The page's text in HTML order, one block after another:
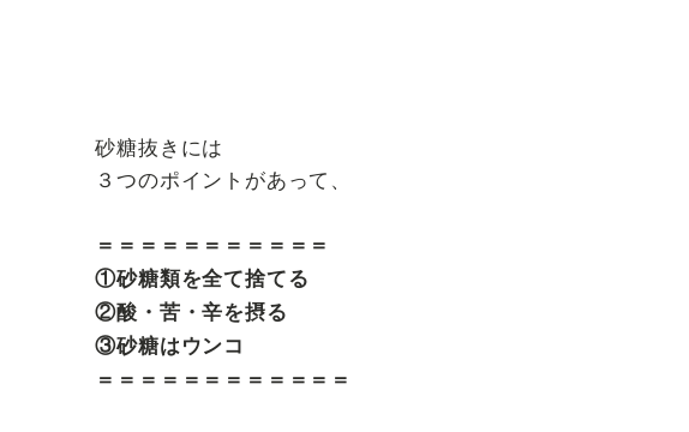
砂糖抜きには
３つのポイントがあって、
＝＝＝＝＝＝＝＝＝＝＝
①砂糖類を全て捨てる
②酸・苦・辛を摂る
③砂糖はウンコ
＝＝＝＝＝＝＝＝＝＝＝＝